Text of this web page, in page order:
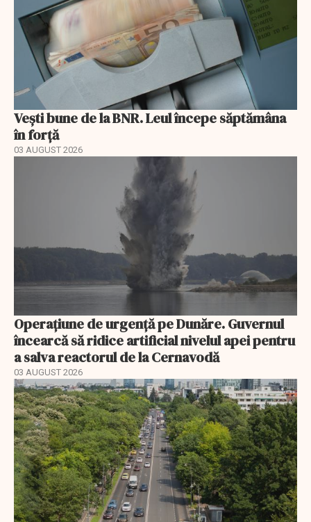
Vești bune de la BNR. Leul începe săptămâna
în forță
03 AUGUST 2026
Operațiune de urgență pe Dunăre. Guvernul
încearcă să ridice artificial nivelul apei pentru
a salva reactorul de la Cernavodă
03 AUGUST 2026